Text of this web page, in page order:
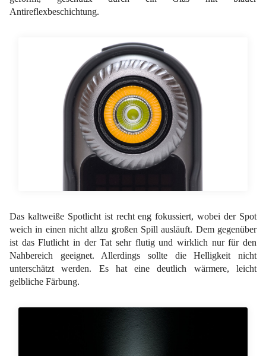
Antireflexbeschichtung.
Das kaltweiße Spotlicht ist recht eng fokussiert, wobei der Spot
weich in einen nicht allzu großen Spill ausläuft. Dem gegenüber
ist das Flutlicht in der Tat sehr flutig und wirklich nur für den
Nahbereich geeignet. Allerdings sollte die Helligkeit nicht
unterschätzt werden. Es hat eine deutlich wärmere, leicht
gelbliche Färbung.